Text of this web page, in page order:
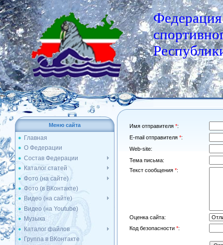
Федерация
Меню сайта
Главная
О Федерации
Состав Федерации
Каталог статей
Фото (на сайте)
Фото (в ВКонтакте)
Видео (на сайте)
Видео (на Youtube)
Музыка
Каталог файлов
Группа в ВКонтакте
Имя отправителя *:
E-mail отправителя *:
Web-site:
Тема письма:
Текст сообщения *:
Оценка сайта:
Код безопасности *: